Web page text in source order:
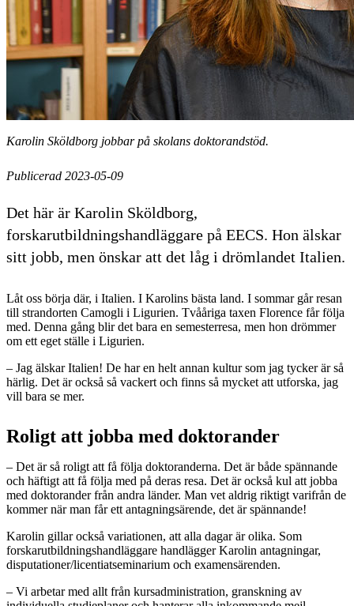
Karolin Sköldborg jobbar på skolans doktorandstöd.
Publicerad 2023-05-09
Det här är Karolin Sköldborg,
forskarutbildningshandläggare på EECS. Hon älskar
sitt jobb, men önskar att det låg i drömlandet Italien.
Låt oss börja där, i Italien. I Karolins bästa land. I sommar går resan
till strandorten Camogli i Ligurien. Tvååriga taxen Florence får följa
med. Denna gång blir det bara en semesterresa, men hon drömmer
om ett eget ställe i Ligurien.
– Jag älskar Italien! De har en helt annan kultur som jag tycker är så
härlig. Det är också så vackert och finns så mycket att utforska, jag
vill bara se mer.
Roligt att jobba med doktorander
– Det är så roligt att få följa doktoranderna. Det är både spännande
och häftigt att få följa med på deras resa. Det är också kul att jobba
med doktorander från andra länder. Man vet aldrig riktigt varifrån de
kommer när man får ett antagningsärende, det är spännande!
Karolin gillar också variationen, att alla dagar är olika. Som
forskarutbildningshandläggare handlägger Karolin antagningar,
disputationer/licentiatseminarium och examensärenden.
– Vi arbetar med allt från kursadministration, granskning av